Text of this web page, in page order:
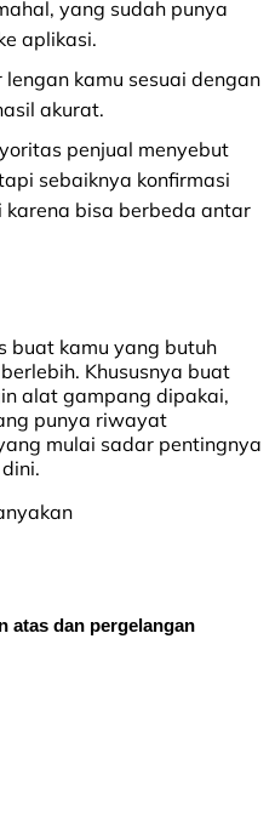
yang sudah punya
aplikasi.
kamu sesuai dengan
akurat.
penjual menyebut
sebaiknya konfirmasi
karena bisa berbeda antar
buat kamu yang butuh
Khususnya buat
alat gampang dipakai,
punya riwayat
mulai sadar pentingnya
atas dan pergelangan